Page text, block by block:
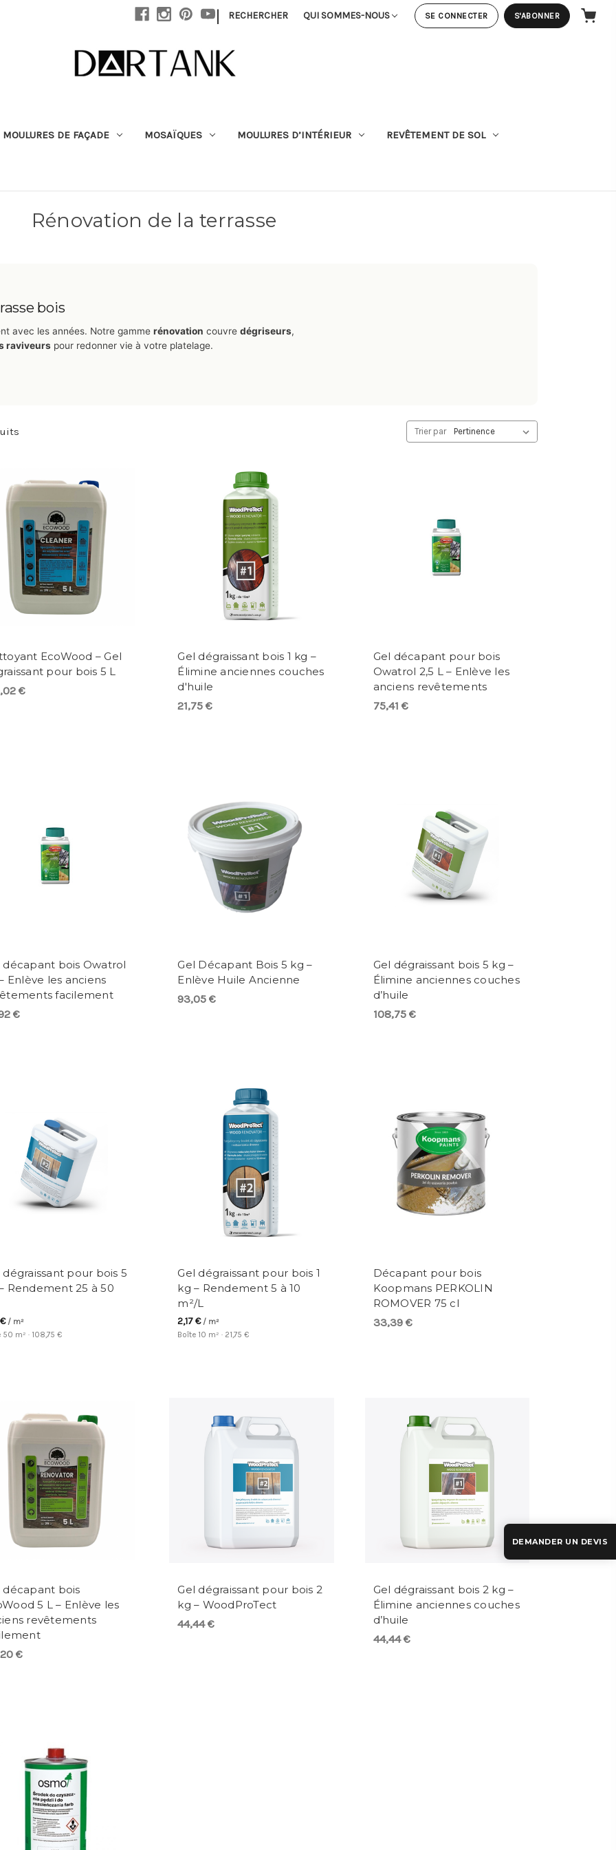
Passer au contenu principal
| RECHERCHER QUI SOMMES-NOUS SE CONNECTER S'ABONNER PANIER
MOULURES DE FAÇADE MOSAÏQUES MOULURES D’INTÉRIEUR REVÊTEMENT DE SOL
Rénovation de la terrasse
bois
avec les années. Notre gamme rénovation couvre dégriseurs,
raviveurs pour redonner vie à votre platelage.
Trier par
EcoWood – Gel
pour bois 5 L
€
Gel dégraissant bois 1 kg –
Élimine anciennes couches
d'huile
21,75 €
Gel décapant pour bois
Owatrol 2,5 L – Enlève les
anciens revêtements
75,41 €
décapant bois Owatrol
Enlève les anciens
facilement
€
Gel Décapant Bois 5 kg –
Enlève Huile Ancienne
93,05 €
Gel dégraissant bois 5 kg –
Élimine anciennes couches
d’huile
108,75 €
dégraissant pour bois 5
Rendement 25 à 50
/ m²
50 m² · 108,75 €
Gel dégraissant pour bois 1
kg – Rendement 5 à 10
m²/L
2,17 € / m²
Boîte 10 m² · 21,75 €
Décapant pour bois
Koopmans PERKOLIN
ROMOVER 75 cl
33,39 €
décapant bois
5 L – Enlève les
revêtements
€
Gel dégraissant pour bois 2
kg – WoodProTect
44,44 €
Gel dégraissant bois 2 kg –
Élimine anciennes couches
d’huile
44,44 €
DEMANDER UN DEVIS